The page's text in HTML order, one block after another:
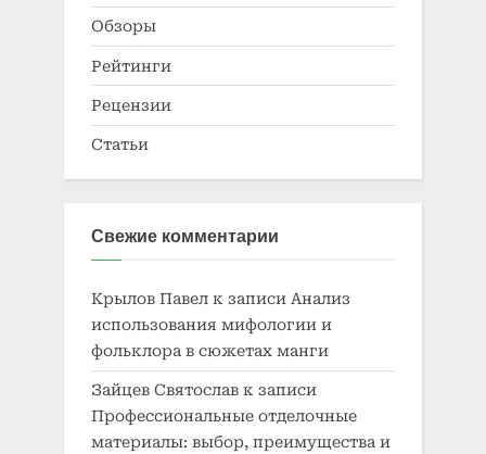
Обзоры
Рейтинги
Рецензии
Статьи
Свежие комментарии
Крылов Павел к записи Анализ
использования мифологии и
фольклора в сюжетах манги
Зайцев Святослав к записи
Профессиональные отделочные
материалы: выбор, преимущества и